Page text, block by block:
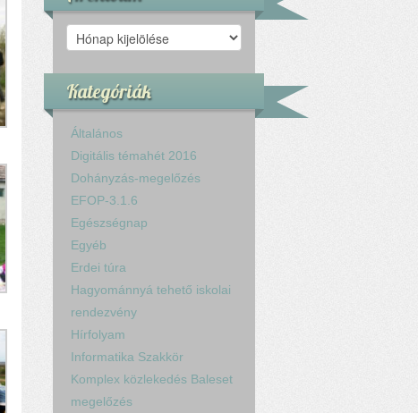
Archívum
Kategóriák
Általános
Digitális témahét 2016
Dohányzás-megelőzés
EFOP-3.1.6
Egészségnap
Egyéb
Erdei túra
Hagyománnyá tehető iskolai
rendezvény
Hírfolyam
Informatika Szakkör
Komplex közlekedés Baleset
megelőzés